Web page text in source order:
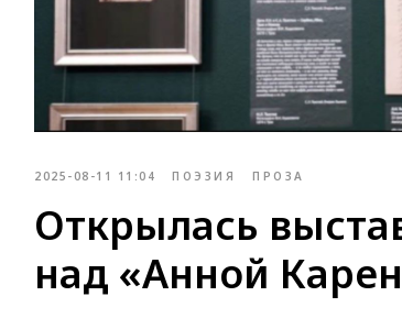
2025-08-11 11:04 ПОЭЗИЯ ПРОЗА
Открылась
над «Анной